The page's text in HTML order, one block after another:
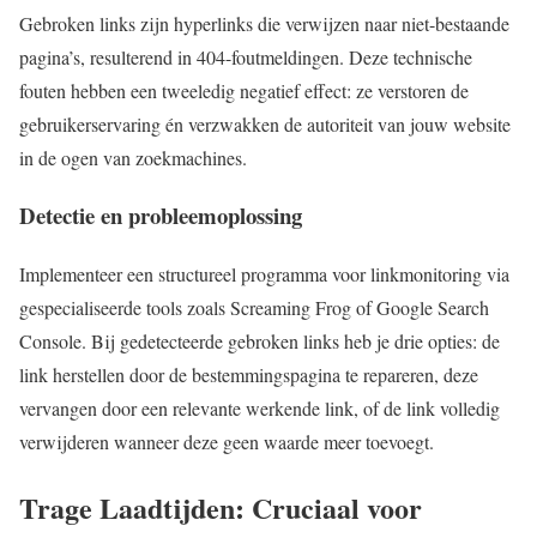
Gebroken links zijn hyperlinks die verwijzen naar niet-bestaande
pagina’s, resulterend in 404-foutmeldingen. Deze technische
fouten hebben een tweeledig negatief effect: ze verstoren de
gebruikerservaring én verzwakken de autoriteit van jouw website
in de ogen van zoekmachines.
Detectie en probleemoplossing
Implementeer een structureel programma voor linkmonitoring via
gespecialiseerde tools zoals Screaming Frog of Google Search
Console. Bij gedetecteerde gebroken links heb je drie opties: de
link herstellen door de bestemmingspagina te repareren, deze
vervangen door een relevante werkende link, of de link volledig
verwijderen wanneer deze geen waarde meer toevoegt.
Trage Laadtijden: Cruciaal voor